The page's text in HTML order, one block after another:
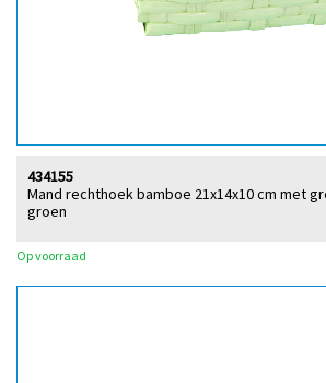
Mand rechthoek bamboe 21x14x10 cm met
groen
434155
Op voorraad